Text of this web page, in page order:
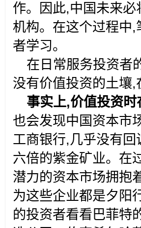
作。因此,中国未来
机构。在这个过程中
者学习。
在日常服务投资者
没有价值投资的土壤
事实上,价值投资时
也会发现中国资本市
工商银行,几乎没有
六倍的紫金矿业。在
潜力的资本市场拥抱
为这些企业都是夕阳
的投资者看看巴菲特